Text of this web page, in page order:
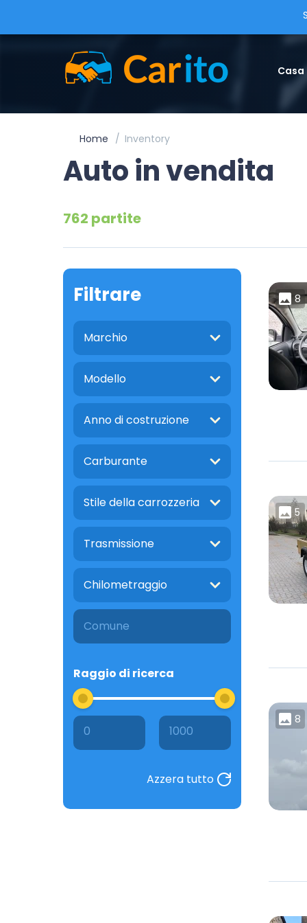
Casa
Home Inventory
Auto in vendita
762 partite
Filtrare
Marchio
Modello
Anno di costruzione
Carburante
Stile della carrozzeria
Trasmissione
Chilometraggio
Raggio di ricerca
0 1000
Azzera tutto
8
5
8